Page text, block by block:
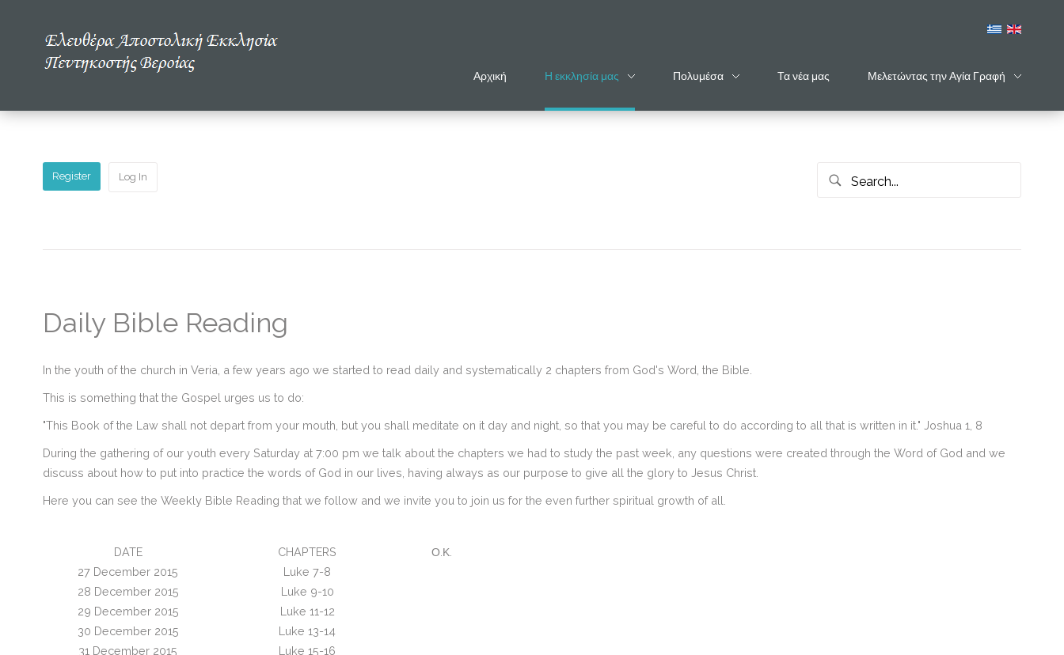
Πολυμέσα
Αρχική Η εκκλησία μας Πολυμέσα Τα νέα μας Μελετώντας την Αγία Γραφή
Register Log In
Daily Bible Reading
In the youth of the church in Veria, a few years ago we started to read daily and systematically 2 chapters from God's Word, the Bible.
This is something that the Gospel urges us to do:
"This Book of the Law shall not depart from your mouth, but you shall meditate on it day and night, so that you may be careful to do according to all that is written in it." Joshua 1, 8
During the gathering of our youth every Saturday at 7:00 pm we talk about the chapters we had to study the past week, any questions were created through the Word of God and we
discuss about how to put into practice the words of God in our lives, having always as our purpose to give all the glory to Jesus Christ.
Here you can see the Weekly Bible Reading that we follow and we invite you to join us for the even further spiritual growth of all.
DATE CHAPTERS
Ο.Κ.
27 December 2015
Luke 7-8
28 December 2015
Luke 9-10
29 December 2015
Luke 11-12
30 December 2015
Luke 13-14
31 December 2015
Luke 15-16